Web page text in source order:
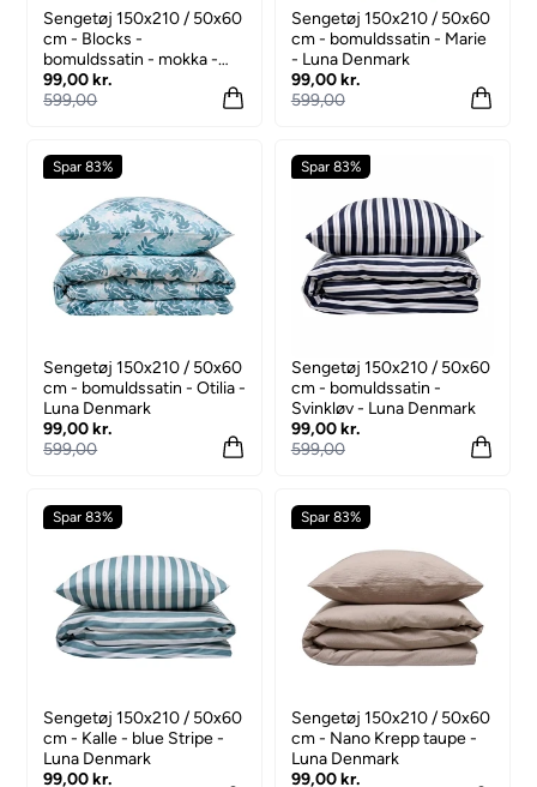
Sengetøj 150x210 / 50x60
cm - Blocks -
bomuldssatin - mokka -
Prima
99,00 kr.
599,00
Sengetøj 150x210 / 50x60
cm - bomuldssatin - Marie
- Luna Denmark
99,00 kr.
599,00
Spar 83%
Sengetøj 150x210 / 50x60
cm - bomuldssatin - Otilia -
Luna Denmark
99,00 kr.
599,00
Spar 83%
Sengetøj 150x210 / 50x60
cm - bomuldssatin -
Svinkløv - Luna Denmark
99,00 kr.
599,00
Spar 83%
Sengetøj 150x210 / 50x60
cm - Kalle - blue Stripe -
Luna Denmark
99,00 kr.
Spar 83%
Sengetøj 150x210 / 50x60
cm - Nano Krepp taupe -
Luna Denmark
99,00 kr.